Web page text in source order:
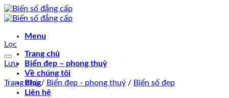
Chuyển
đến
dung
Menu
Trang chủ
Biển đẹp – phong thuỷ
Về chúng tôi
Blog
Liên hệ
Lọc
Lưu
Trang chủ / Biển đẹp - phong thuỷ / Biển số đẹp